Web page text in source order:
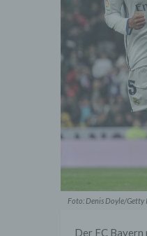
Foto: Denis Doyle/Getty
Der FC Bayern